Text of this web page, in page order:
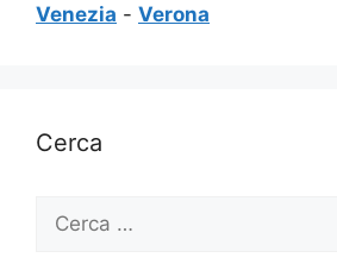
Venezia - Verona
Cerca
per: